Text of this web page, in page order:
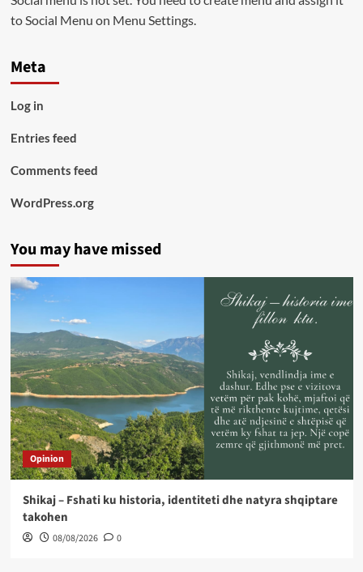
to Social Menu on Menu Settings.
Meta
Log in
Entries feed
Comments feed
WordPress.org
You may have missed
Opinion
Shikaj – Fshati ku historia, identiteti dhe natyra shqiptare
takohen
08/08/2026 0